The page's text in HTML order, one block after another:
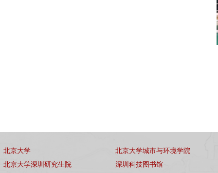
北京大学
北京大学深圳研究生院
北京大学城市与环境学院
深圳科技图书馆